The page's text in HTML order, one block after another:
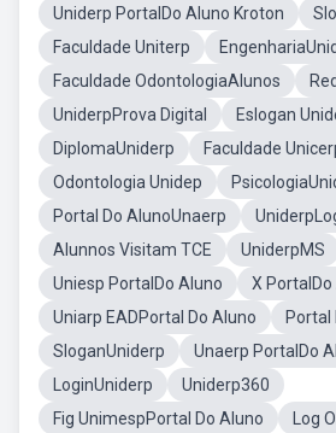
Uniderp PortalDo Aluno Kroton
Faculdade Uniterp
Faculdade OdontologiaAlunos
UniderpProva Digital
Eslogan
DiplomaUniderp
Faculdade
Odontologia Unidep
Portal Do AlunoUnaerp
Alunnos Visitam TCE
UniderpMS
Uniesp PortalDo Aluno
X PortalDo
Uniarp EADPortal Do Aluno
Portal
SloganUniderp
Unaerp PortalDo
LoginUniderp
Uniderp360
Fig UnimespPortal Do Aluno
Log